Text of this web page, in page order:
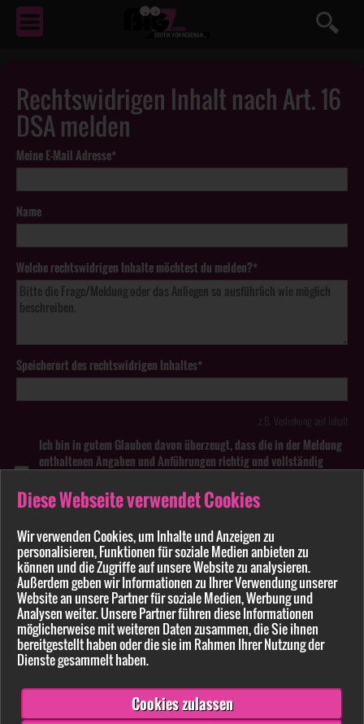
Diese Webseite verwendet Cookies
Wir verwenden Cookies, um Inhalte und Anzeigen zu
personalisieren, Funktionen für soziale Medien anbieten zu
können und die Zugriffe auf unsere Website zu analysieren.
Außerdem geben wir Informationen zu Ihrer Verwendung unserer
Website an unsere Partner für soziale Medien, Werbung und
Analysen weiter. Unsere Partner führen diese Informationen
möglicherweise mit weiteren Daten zusammen, die Sie ihnen
bereitgestellt haben oder die sie im Rahmen Ihrer Nutzung der
Dienste gesammelt haben.
Cookies zulassen
EROTIKVON NEBENAN ...
Rechtswidrigen Inhalt nach Art. 16
DSA melden
Meine E-Mail Adresse*
Name
Welche rechtswidrigen Inhalte möchtest du melden?*
Speicherort des rechtswidrigen Inhaltes*
z.B. Verlinkung auf Inhalt
Ich bin in gutem Glauben davon überzeugt, dass die in der Meldung
enthaltenen Angaben und Anführungen richtig und vollständig
rechtswidrigen Inhalten können strafbar sein.
Pflichtfelder sind mit * markiert
Bitte beachten Sie unsereDatenschutzerklärung.